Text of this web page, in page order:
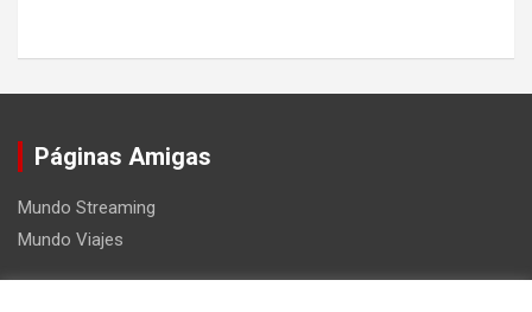
Páginas Amigas
Mundo Streaming
Mundo Viajes